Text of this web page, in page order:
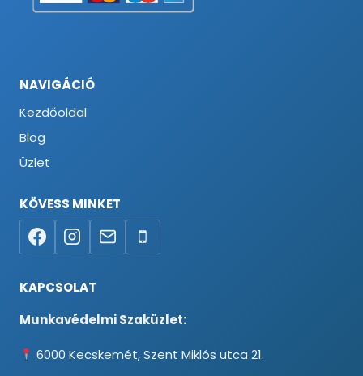
NAVIGÁCIÓ
Kezdőoldal
Blog
Üzlet
KÖVESS MINKET
KAPCSOLAT
Munkavédelmi Szaküzlet:
6000 Kecskemét, Szent Miklós utca 21.